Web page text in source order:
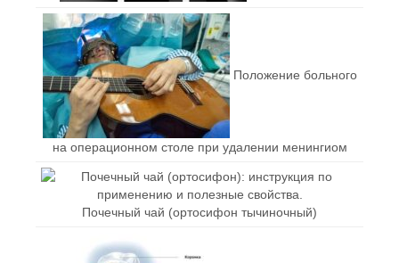
Положение больного
на операционном столе при удалении менингиом
Почечный чай (ортосифон тычиночный)